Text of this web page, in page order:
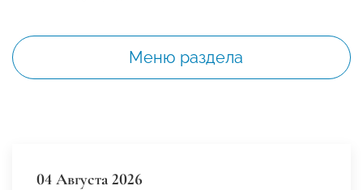
Меню раздела
04 Августа 2026